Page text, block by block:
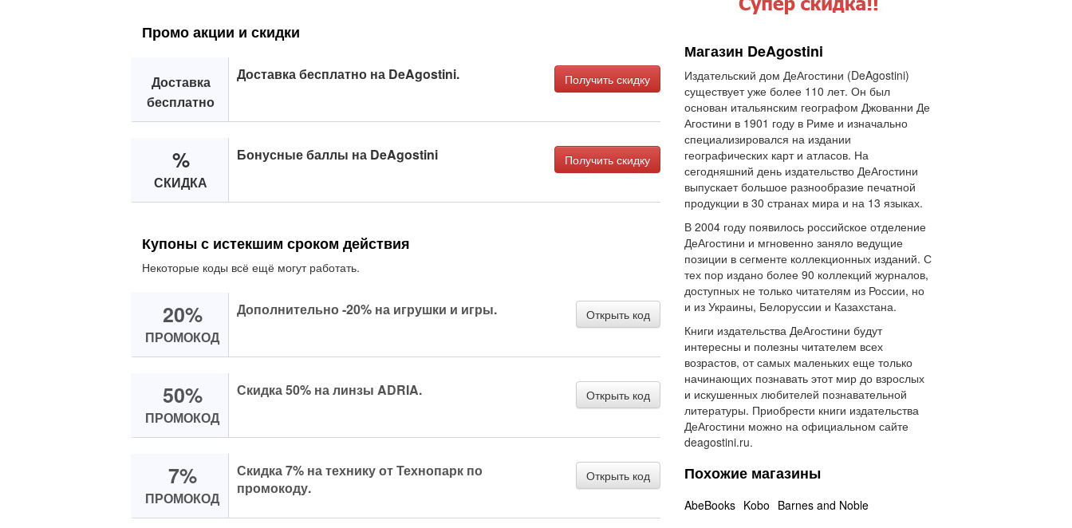
Промо акции и скидки
Доставка
бесплатно
Доставка бесплатно на DeAgostini. Получить скидку
%
СКИДКА
Бонусные баллы на DeAgostini Получить скидку
Купоны с истекшим сроком действия
Некоторые коды всё ещё могут работать.
20%
ПРОМОКОД
Дополнительно -20% на игрушки и игры. Открыть код
50%
ПРОМОКОД
Скидка 50% на линзы ADRIA. Открыть код
7%
ПРОМОКОД
Скидка 7% на технику от Технопарк по
промокоду.
Открыть код
Магазин DeAgostini
Издательский дом ДеАгостини (DeAgostini)
существует уже более 110 лет. Он был
основан итальянским географом Джованни Де
Агостини в 1901 году в Риме и изначально
специализировался на издании
географических карт и атласов. На
сегодняшний день издательство ДеАгостини
выпускает большое разнообразие печатной
продукции в 30 странах мира и на 13 языках.
В 2004 году появилось российское отделение
ДеАгостини и мгновенно заняло ведущие
позиции в сегменте коллекционных изданий. С
тех пор издано более 90 коллекций журналов,
доступных не только читателям из России, но
и из Украины, Белоруссии и Казахстана.
Книги издательства ДеАгостини будут
интересны и полезны читателем всех
возрастов, от самых маленьких еще только
начинающих познавать этот мир до взрослых
и искушенных любителей познавательной
литературы. Приобрести книги издательства
ДеАгостини можно на официальном сайте
deagostini.ru.
Похожие магазины
AbeBooks Kobo Barnes and Noble